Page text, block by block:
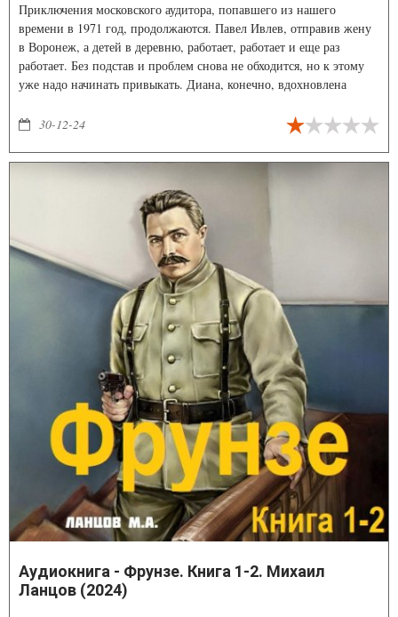
Приключения московского аудитора, попавшего из нашего
времени в 1971 год, продолжаются. Павел Ивлев, отправив жену
в Воронеж, а детей в деревню, работает, работает и еще раз
работает. Без подстав и проблем снова не обходится, но к этому
уже надо начинать привыкать. Диана, конечно, вдохновлена
Галия получает частичку всесоюзной славы…
30-12-24
Аудиокнига - Фрунзе. Книга 1-2. Михаил
Ланцов (2024)